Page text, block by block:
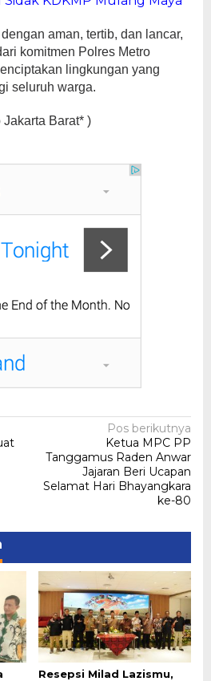
aman, tertib, dan lancar,
komitmen Polres Metro
lingkungan yang
seluruh warga.
Barat* )
Pos berikutnya
Ketua MPC PP
Tanggamus Raden Anwar
Jajaran Beri Ucapan
Selamat Hari Bhayangkara
ke-80
Resepsi Milad Lazismu,